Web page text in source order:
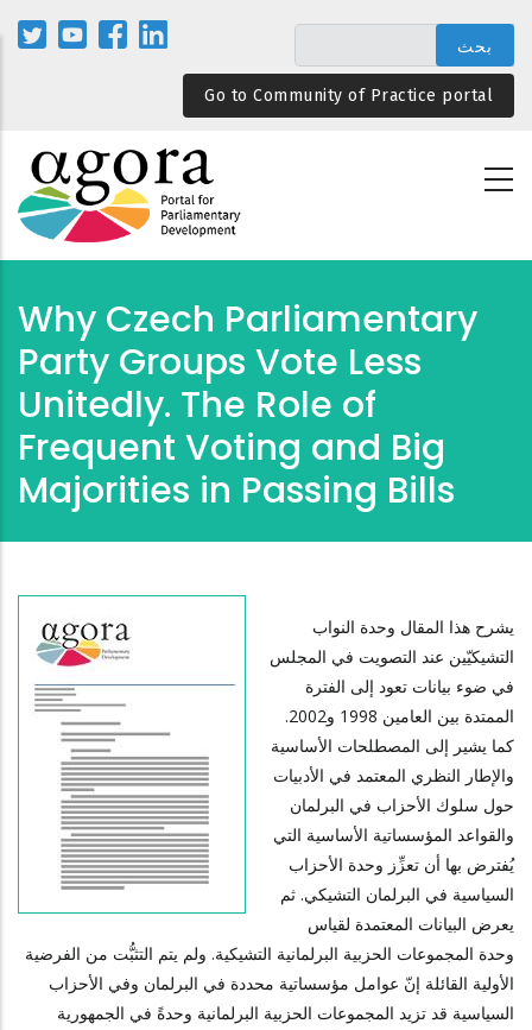
المحتوى
الرئيسيGo to Community of Practice portal
Why Czech Parliamentary
Party Groups Vote Less
Unitedly. The Role of
Frequent Voting and Big
Majorities in Passing Bills
يشرح هذا المقال وحدة النواب
التشيكيّين عند التصويت في المجلس
في ضوء بيانات تعود إلى الفترة
الممتدة بين العامين 1998 و2002.
كما يشير إلى المصطلحات الأساسية
والإطار النظري المعتمد في الأدبيات
حول سلوك الأحزاب في البرلمان
والقواعد المؤسساتية الأساسية التي
يُفترض بها أن تعزِّز وحدة الأحزاب
السياسية في البرلمان التشيكي. ثم
يعرض البيانات المعتمدة لقياس
وحدة المجموعات الحزبية البرلمانية التشيكية. ولم يتم التثبُّت من الفرضية
الأولية القائلة إنّ عوامل مؤسساتية محددة في البرلمان وفي الأحزاب
السياسية قد تزيد المجموعات الحزبية البرلمانية وحدةً في الجمهورية